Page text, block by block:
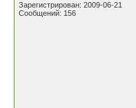
Зарегистрирован: 2009-06-21
Сообщений: 156